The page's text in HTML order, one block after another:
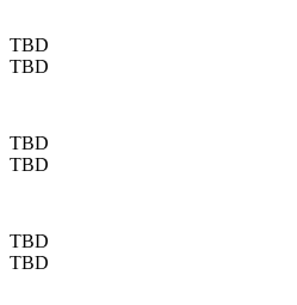
TBD
TBD
TBD
TBD
TBD
TBD